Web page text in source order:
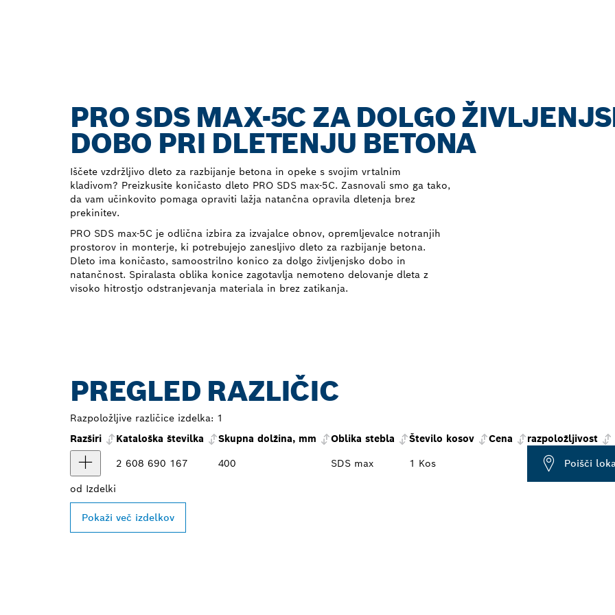
PRO SDS MAX-5C ZA DOLGO
DOBO PRI DLETENJU BETONA
Iščete vzdržljivo dleto za razbijanje betona in opeke s svojim vrtalnim
kladivom? Preizkusite koničasto dleto PRO SDS max-5C. Zasnovali smo ga tako,
da vam učinkovito pomaga opraviti lažja natančna opravila dletenja brez
prekinitev.
PRO SDS max-5C je odlična izbira za izvajalce obnov, opremljevalce notranjih
prostorov in monterje, ki potrebujejo zanesljivo dleto za razbijanje betona.
Dleto ima koničasto, samoostrilno konico za dolgo življenjsko dobo in
natančnost. Spiralasta oblika konice zagotavlja nemoteno delovanje dleta z
visoko hitrostjo odstranjevanja materiala in brez zatikanja.
PREGLED RAZLIČIC
Razpoložljive različice izdelka: 1
Razširi
Kataloška številka Skupna dolžina, mm Oblika stebla Število kosov Cena
razpoložljivost
2 608 690 167
400 SDS max 1 Kos Poišči
od Izdelki
Pokaži več izdelkov